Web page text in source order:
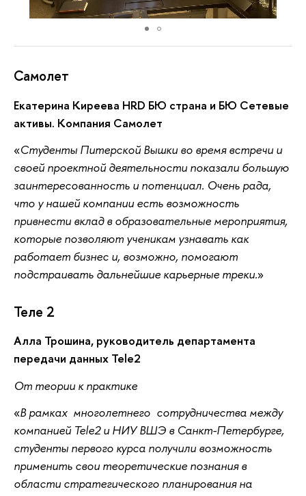
Самолет
Екатерина Киреева HRD БЮ страна и БЮ Сетевые
активы. Компания Самолет
Студенты Питерской Вышки во время встречи и
своей проектной деятельности показали большую
заинтересованность и потенциал. Очень рада,
что у нашей компании есть возможность
привнести вклад в образовательные мероприятия,
которые позволяют ученикам узнавать как
работает бизнес и, возможно, помогают
подстраивать дальнейшие карьерные треки.
Теле 2
Алла Трошина, руководитель департамента
передачи данных Tele2
От теории к практике
В рамках многолетнего сотрудничества между
компанией Tele2 и НИУ ВШЭ в Санкт-Петербурге,
студенты первого курса получили возможность
применить свои теоретические познания в
области стратегического планирования на